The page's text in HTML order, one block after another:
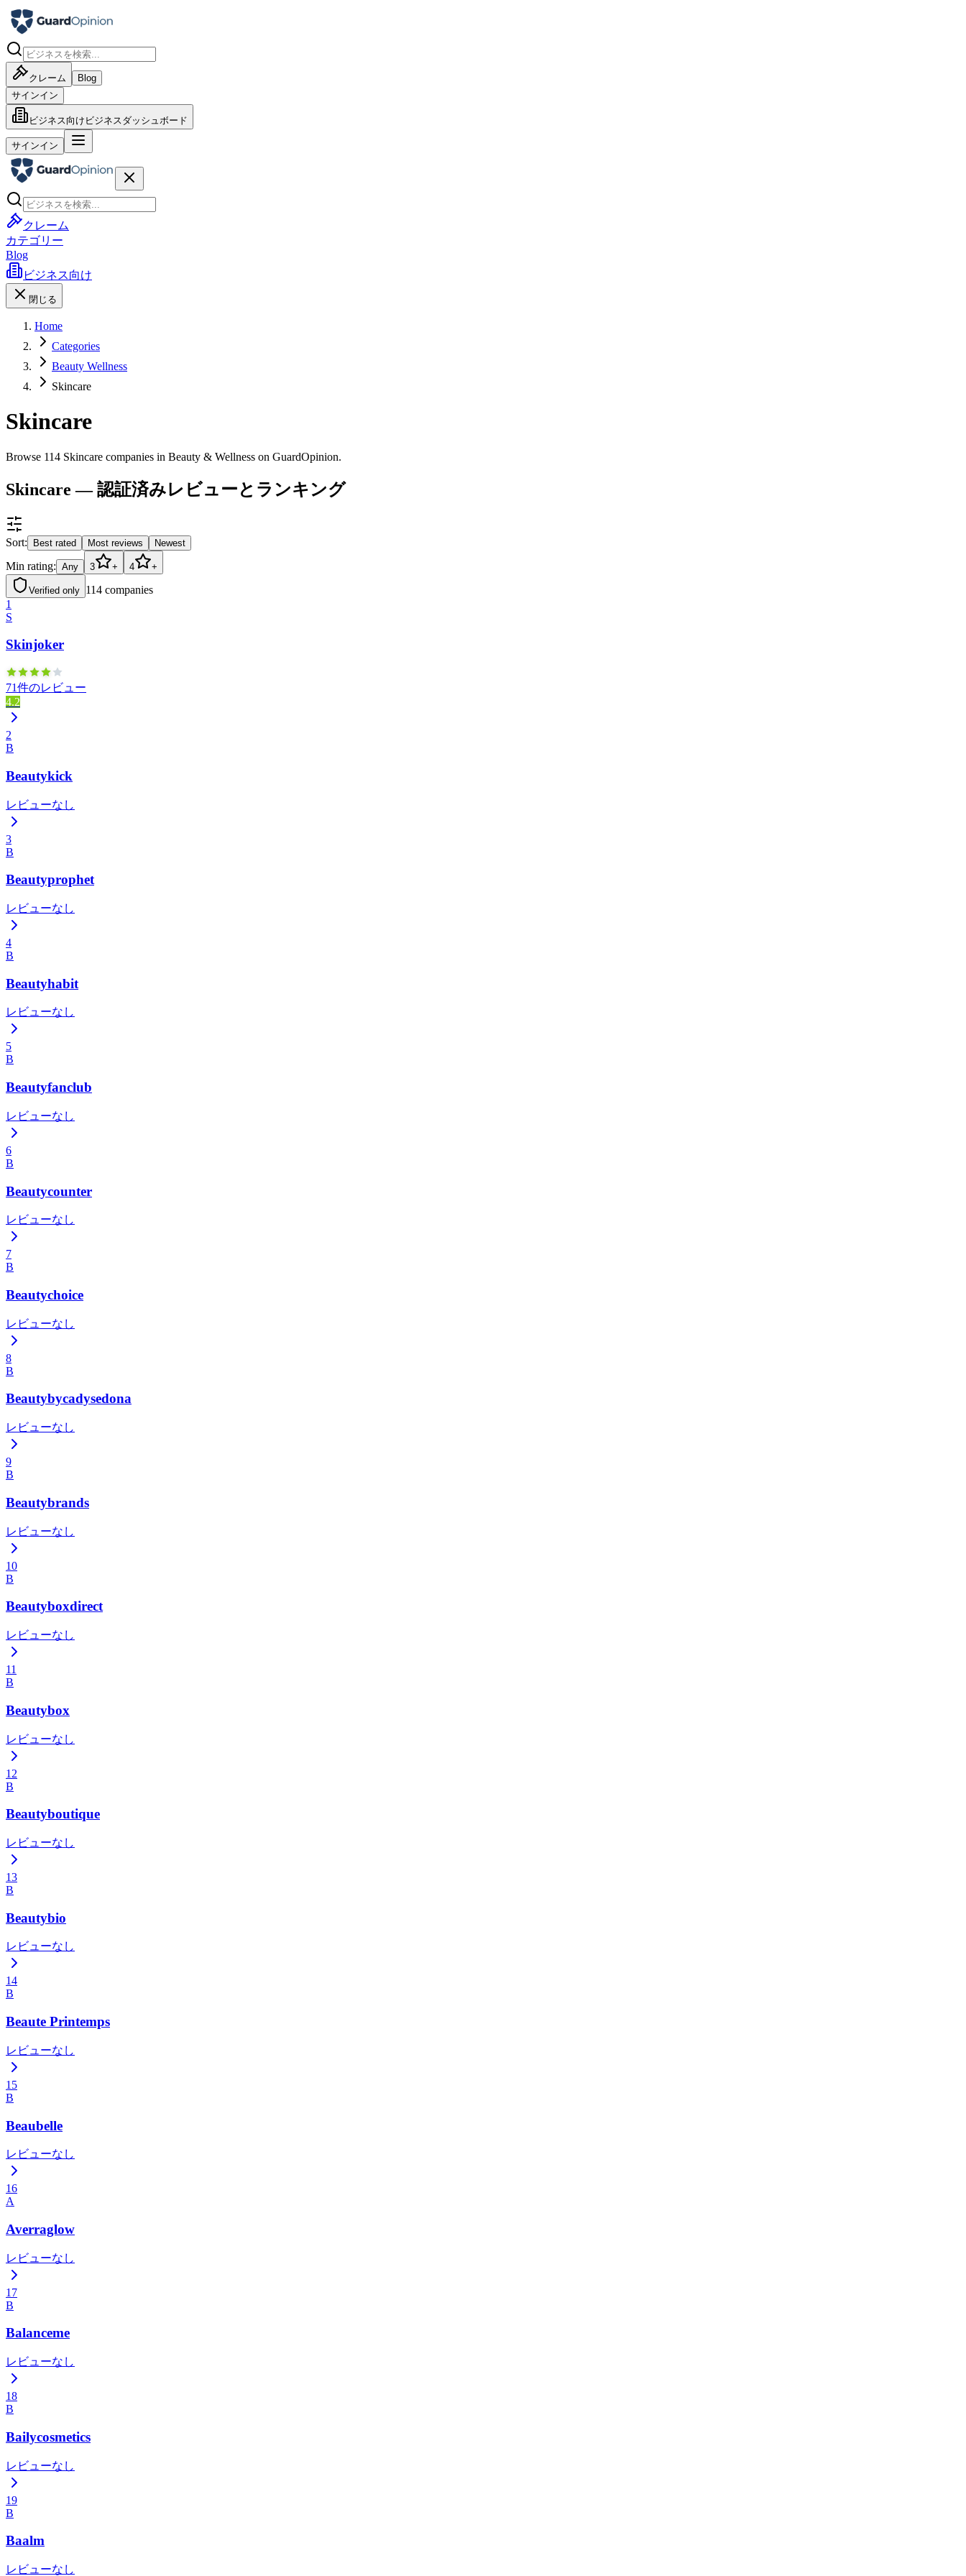
クレーム
Blog
サインイン
ビジネス向け ビジネスダッシュボード
サインイン
クレーム
カテゴリー
Blog
ビジネス向け
閉じる
Home
Categories
Beauty Wellness
Skincare
Skincare
Browse 114 Skincare companies in Beauty & Wellness on GuardOpinion.
Skincare — 認証済みレビューとランキング
Sort: Best rated Most reviews Newest
Min rating: Any 3 + 4 +
Verified only 114 companies
1
S
Skinjoker
71件のレビュー
4.2
2
B
Beautykick
レビューなし
3
B
Beautyprophet
レビューなし
4
B
Beautyhabit
レビューなし
5
B
Beautyfanclub
レビューなし
6
B
Beautycounter
レビューなし
7
B
Beautychoice
レビューなし
8
B
Beautybycadysedona
レビューなし
9
B
Beautybrands
レビューなし
10
B
Beautyboxdirect
レビューなし
11
B
Beautybox
レビューなし
12
B
Beautyboutique
レビューなし
13
B
Beautybio
レビューなし
14
B
Beaute Printemps
レビューなし
15
B
Beaubelle
レビューなし
16
A
Averraglow
レビューなし
17
B
Balanceme
レビューなし
18
B
Bailycosmetics
レビューなし
19
B
Baalm
レビューなし